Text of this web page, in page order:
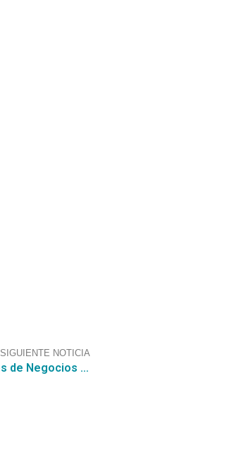
SIGUIENTE NOTICIA
CGCE con nuestro Servicio de Búsqueda de Oportunidades de Negocios quien detecto una “Gran Compra de ADQUISICION DE VEHICULOS COLOR FABRICA CON CARGO AL FONDO ROTATIVO DE ABASTECIMIENTO FORA» Monto estimado para la gran compra $129.749.151